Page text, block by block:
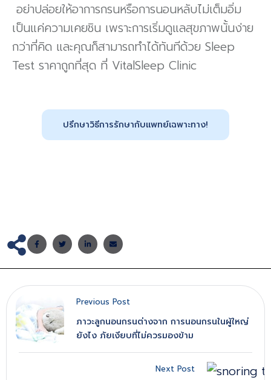
อย่าปล่อยให้อาการกรนหรือการนอนหลับไม่เต็มอิ่ม
เป็นแค่ความเคยชิน เพราะการเริ่มดูแลสุขภาพนั้นง่าย
กว่าที่คิด และคุณก็สามารถทำได้ทันทีด้วย Sleep
Test ราคาถูกที่สุด ที่ VitalSleep Clinic
ปรึกษาวิธีการรักษากับเเพทย์เฉพาะทาง!
Previous Post
ภาวะลูกนอนกรนต่างจาก การนอนกรนในผู้ใหญ่
ยังไง ภัยเงียบที่ไม่ควรมองข้าม
Next Post